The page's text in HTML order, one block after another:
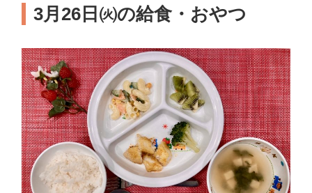
3月26日㈫の給食・おやつ